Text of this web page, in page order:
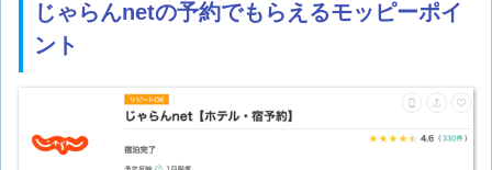
じゃらんnetの予約でもらえるモッピーポイ
ント